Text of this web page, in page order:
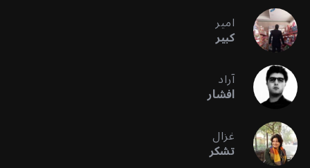
امیر
کبیر
آراد
افشار
غزال
تشکر